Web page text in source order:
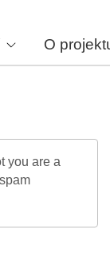
O
you are a